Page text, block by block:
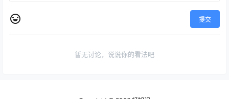
提交
暂无讨论，说说你的看法吧